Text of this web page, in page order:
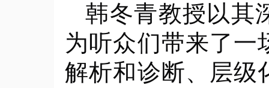
韩冬青教授以其
为听众们带来了一
解析和诊断、层级